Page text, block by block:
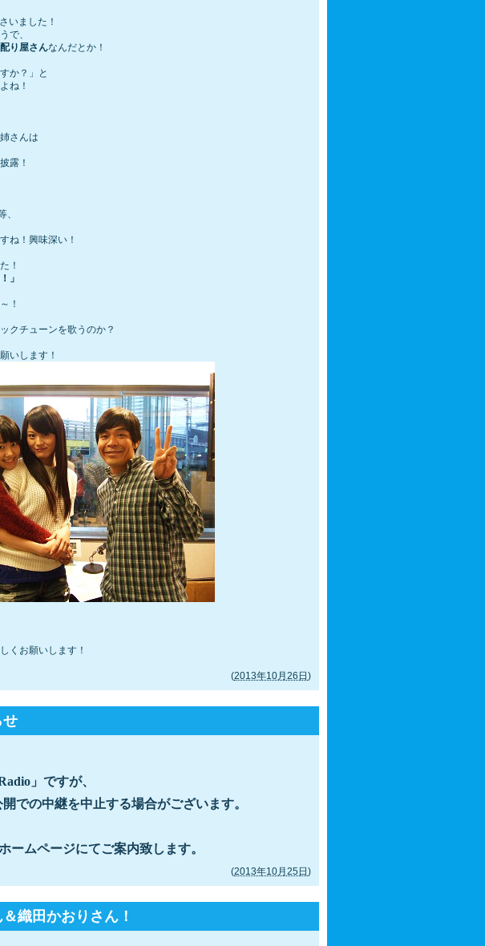
いました！
で、
り屋さんなんだとか！
か？」と
ね！
さんは
露！
、
ね！興味深い！
！
」
！
クチューンを歌うのか？
いします！
くお願いします！
(2013年10月26日 )
せ
」ですが、
での中継を中止する場合がございます。
ムページにてご案内致します。
(2013年10月25日 )
織田かおりさん！